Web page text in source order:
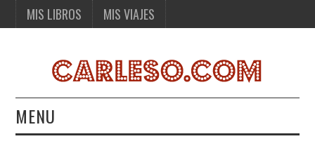
MIS LIBROS MIS VIAJES
MENU